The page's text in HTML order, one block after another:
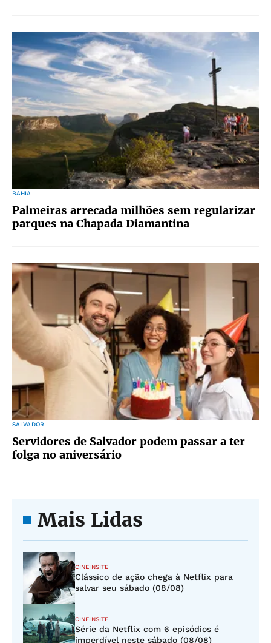
BAHIA
Palmeiras arrecada milhões sem regularizar
parques na Chapada Diamantina
SALVADOR
Servidores de Salvador podem passar a ter
folga no aniversário
Mais Lidas
CINEINSITE
Clássico de ação chega à Netflix para
salvar seu sábado (08/08)
CINEINSITE
Série da Netflix com 6 episódios é
imperdível neste sábado (08/08)